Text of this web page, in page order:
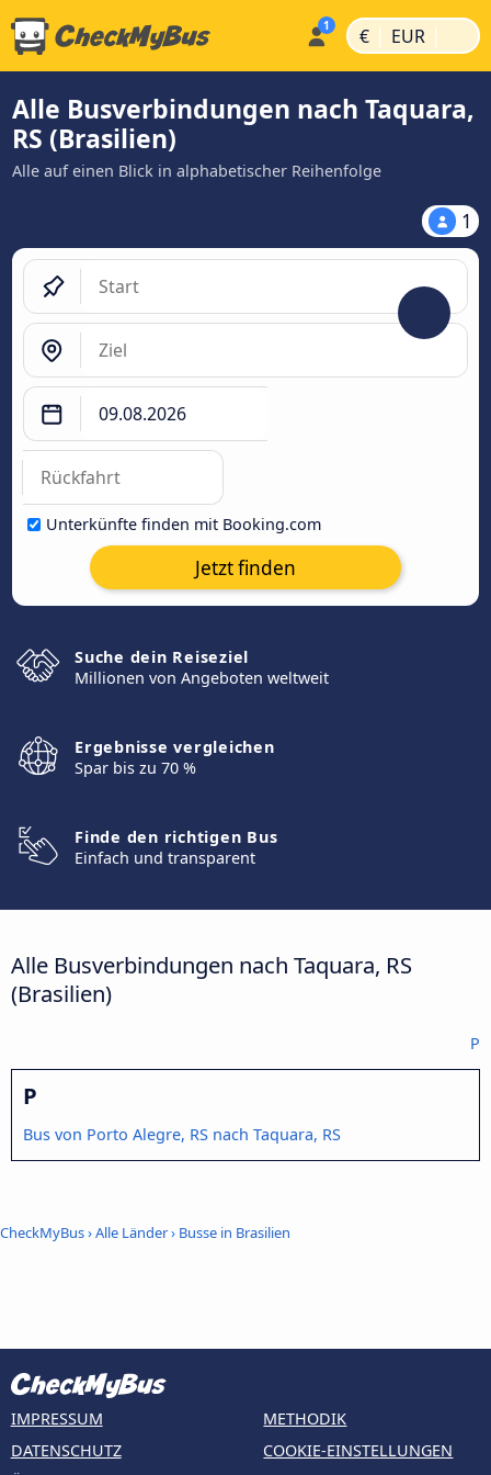
€ | EUR |
Alle Busverbindungen nach Taquara,
RS (Brasilien)
Alle auf einen Blick in alphabetischer Reihenfolge
1
Unterkünfte finden mit Booking.com
Jetzt finden
Suche dein Reiseziel
Millionen von Angeboten weltweit
Ergebnisse vergleichen
Spar bis zu 70 %
Finde den richtigen Bus
Einfach und transparent
Alle Busverbindungen nach Taquara, RS
(Brasilien)
P
P
Bus von Porto Alegre, RS nach Taquara, RS
CheckMyBus›Alle Länder› Busse in Brasilien
IMPRESSUM
DATENSCHUTZ
METHODIK
COOKIE-EINSTELLUNGEN